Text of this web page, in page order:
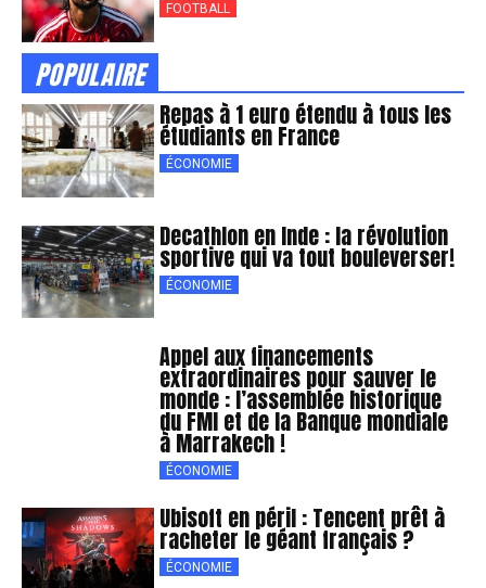
FOOTBALL
POPULAIRE
Repas à 1 euro étendu à tous les
étudiants en France
ÉCONOMIE
Decathlon en Inde : la révolution
sportive qui va tout bouleverser!
ÉCONOMIE
Appel aux financements
extraordinaires pour sauver le
monde : l’assemblée historique
du FMI et de la Banque mondiale
à Marrakech !
ÉCONOMIE
Ubisoft en péril : Tencent prêt à
racheter le géant français ?
ÉCONOMIE